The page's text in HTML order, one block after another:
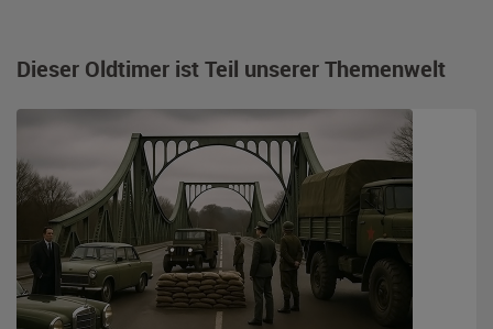
Dieser Oldtimer ist Teil unserer Themenwelt